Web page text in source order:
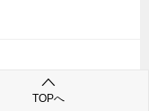
TOPへ